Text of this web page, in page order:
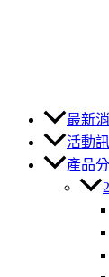
最新
活動
產品